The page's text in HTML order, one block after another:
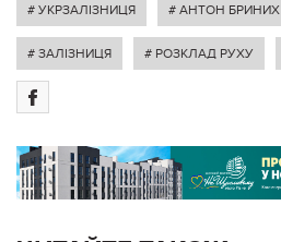
# УКРЗАЛІЗНИЦЯ # АНТОН БРИНИХ
# ЗАЛІЗНИЦЯ # РОЗКЛАД РУХУ